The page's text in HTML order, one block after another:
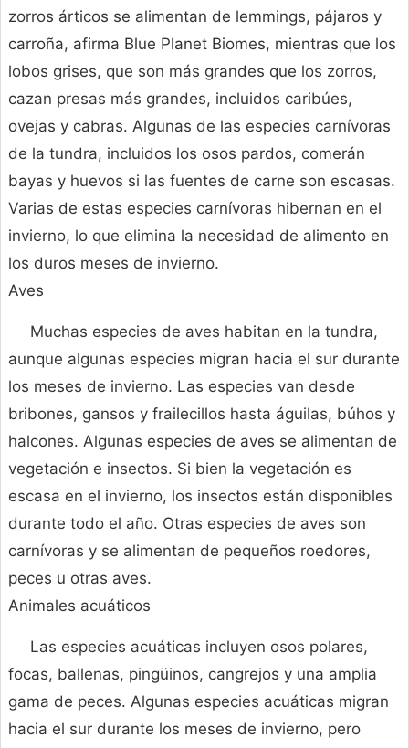
zorros árticos se alimentan de lemmings, pájaros y
carroña, afirma Blue Planet Biomes, mientras que los
lobos grises, que son más grandes que los zorros,
cazan presas más grandes, incluidos caribúes,
ovejas y cabras. Algunas de las especies carnívoras
de la tundra, incluidos los osos pardos, comerán
bayas y huevos si las fuentes de carne son escasas.
Varias de estas especies carnívoras hibernan en el
invierno, lo que elimina la necesidad de alimento en
los duros meses de invierno.
Aves
Muchas especies de aves habitan en la tundra,
aunque algunas especies migran hacia el sur durante
los meses de invierno. Las especies van desde
bribones, gansos y frailecillos hasta águilas, búhos y
halcones. Algunas especies de aves se alimentan de
vegetación e insectos. Si bien la vegetación es
escasa en el invierno, los insectos están disponibles
durante todo el año. Otras especies de aves son
carnívoras y se alimentan de pequeños roedores,
peces u otras aves.
Animales acuáticos
Las especies acuáticas incluyen osos polares,
focas, ballenas, pingüinos, cangrejos y una amplia
gama de peces. Algunas especies acuáticas migran
hacia el sur durante los meses de invierno, pero